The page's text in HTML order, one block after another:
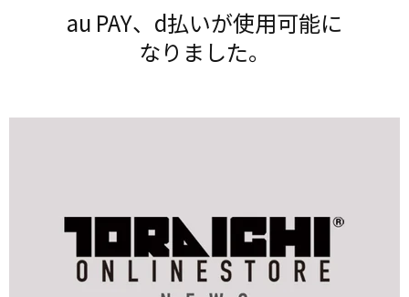
au PAY、​d払いが​使用可能に​
なりました。